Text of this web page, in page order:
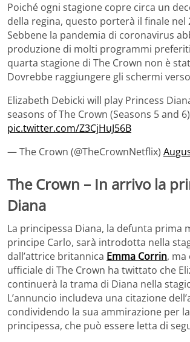
Poiché ogni stagione copre circa un
della regina, questo porterà il finale nel
Sebbene la pandemia di coronavirus
produzione di molti programmi
quarta stagione di The Crown non è
Dovrebbe raggiungere gli schermi
Elizabeth Debicki will play Princess
seasons of The Crown (Seasons 5 and
pic.twitter.com/Z3CjHuJ56B
— The Crown (@TheCrownNetflix)
The Crown – In arrivo la
Diana
La principessa Diana, la defunta prima
principe Carlo, sarà introdotta nella
dall’attrice britannica Emma Corrin, ma
ufficiale di The Crown ha twittato che
continuerà la trama di Diana nella
L’annuncio includeva una citazione
condividendo la sua ammirazione per
principessa, che può essere letta di